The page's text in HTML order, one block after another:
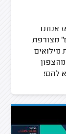
אנחנו
מצורפת
מילואים
מהצפון
להם!